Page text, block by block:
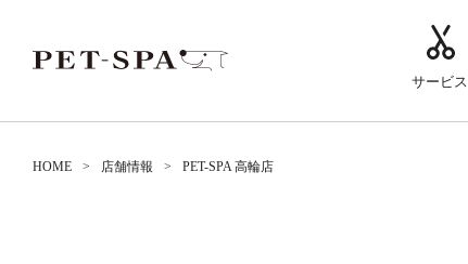
サービス
HOME 店舗情報 PET-SPA 高輪店